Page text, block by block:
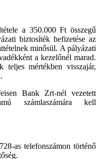
a 350.000 Ft összegű
biztosíték befizetése az
minősül. A pályázati
a kezelőnél marad.
teljes mértékben visszajár,
Bank Zrt-nél vezetett
számlaszámára kell
as telefonszámon történő